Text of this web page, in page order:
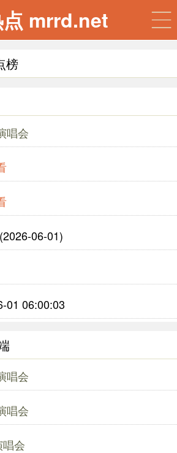
mrrd.net
榜
唱会
06-01)
01 06:00:03
唱会
唱会
会